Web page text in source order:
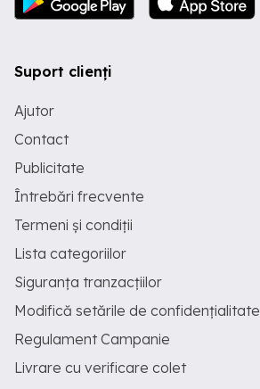
Suport clienți
Ajutor
Contact
Publicitate
Întrebări frecvente
Termeni și condiții
Lista categoriilor
Siguranța tranzacțiilor
Modifică setările de confidențialitate
Regulament Campanie
Livrare cu verificare colet